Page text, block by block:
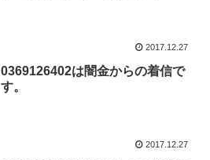
2017.12.27
0369126402は闇金からの着信で
す。
2017.12.27